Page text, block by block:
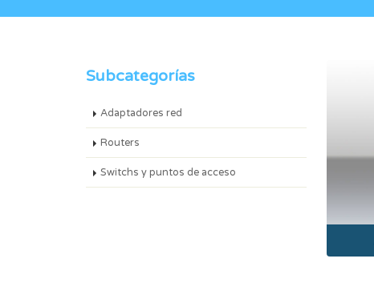
Subcategorías
Adaptadores red
Routers
Switchs y puntos de acceso